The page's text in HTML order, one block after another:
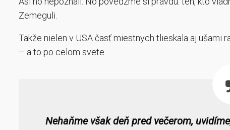
Zemeguli.
Takže nielen v USA časť miestnych tlieskala aj ušami
– a to po celom svete.
Nehaňme však deň pred večerom,